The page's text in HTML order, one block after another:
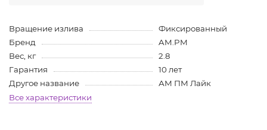
Вращение излива
Фиксированный
Бренд
AM.PM
Вес, кг
2.8
Гарантия
10 лет
Другое название
АМ ПМ Лайк
Все характеристики